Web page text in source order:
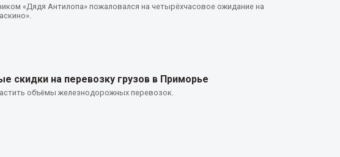
«Дядя Антилопа» пожаловался на четырёхчасовое ожидание на
скидки на перевозку грузов в Приморье
объёмы железнодорожных перевозок.